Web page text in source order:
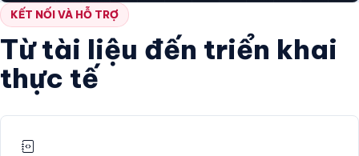
KẾT NỐI VÀ HỖ TRỢ
Từ tài liệu đến triển khai
thực tế